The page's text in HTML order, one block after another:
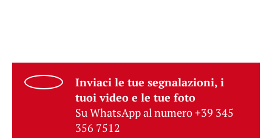
Inviaci le tue segnalazioni, i
tuoi video e le tue foto
Su WhatsApp al numero +39 345
356 7512